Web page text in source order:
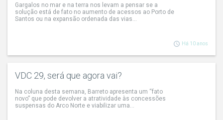
Gargalos no mar e na terra nos levam a pensar se a
solução está de fato no aumento de acessos ao Porto de
Santos ou na expansão ordenada das vias...
Há 10 anos
VDC 29, será que agora vai?
Na coluna desta semana, Barreto apresenta um “fato
novo” que pode devolver a atratividade às concessões
suspensas do Arco Norte e viabilizar uma...